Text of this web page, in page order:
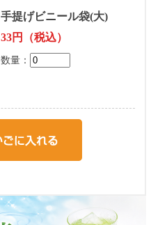
手提げビニール袋(大)
33円（税込）
数量：